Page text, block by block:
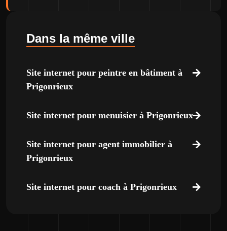
Dans la même ville
Site internet pour peintre en bâtiment à
Prigonrieux
Site internet pour menuisier à Prigonrieux
Site internet pour agent immobilier à
Prigonrieux
Site internet pour coach à Prigonrieux